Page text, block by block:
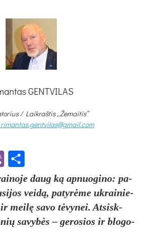
GENTVILAS
/ Laikraštis „Žemaitis“
rimantas.gentvilas@gmail.com
Viber
daug ką ap­nuo­gi­no: pa­
veidą, pa­tyrė­me uk­rai­nie­
meilę sa­vo tėvy­nei. At­sisk­
sa­vybės – ge­ro­sios ir blo­go­